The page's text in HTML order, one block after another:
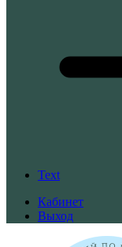
Text
Кабинет
Выход